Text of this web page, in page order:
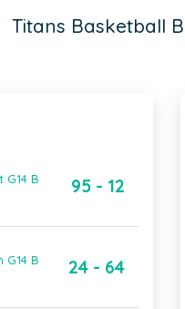
Titans Basketball
B 95 - 12
B 24 - 64